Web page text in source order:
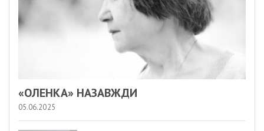
«ОЛЕНКА» НАЗАВЖДИ
05.06.2025